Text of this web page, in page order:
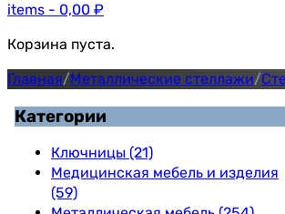
items - 0,00 ₽
Корзина пуста.
Главная/Металлические стеллажи/
Категории
Ключницы (21)
Медицинская мебель и изделия
(59)